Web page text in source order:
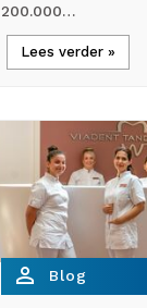
200.000…
Lees verder »
person_outline Blog